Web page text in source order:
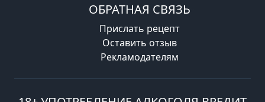
ОБРАТНАЯ СВЯЗЬ
Прислать рецепт
Оставить отзыв
Рекламодателям